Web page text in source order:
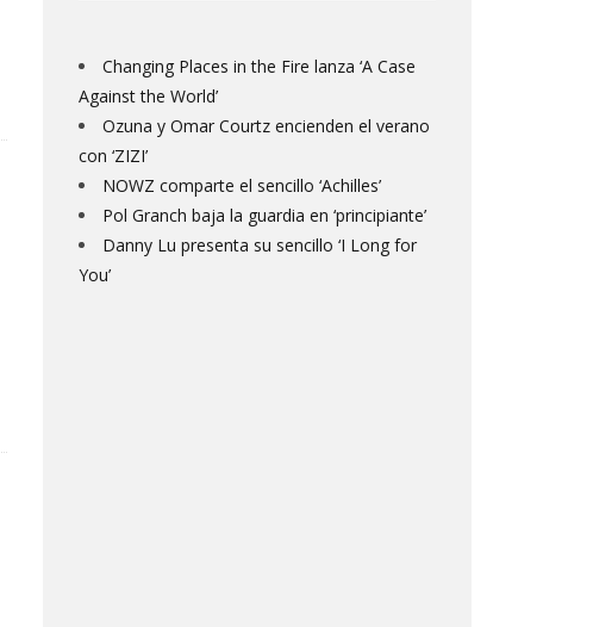
Changing Places in the Fire lanza ‘A Case
Against the World’
Ozuna y Omar Courtz encienden el verano
con ‘ZIZI’
NOWZ comparte el sencillo ‘Achilles’
Pol Granch baja la guardia en ‘principiante’
Danny Lu presenta su sencillo ‘I Long for
You’